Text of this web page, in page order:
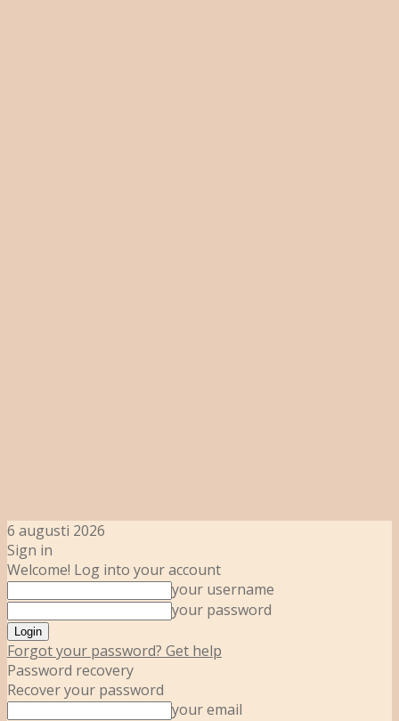
6 augusti 2026
Sign in
Welcome! Log into your account
your username
your password
Forgot your password? Get help
Password recovery
Recover your password
your email